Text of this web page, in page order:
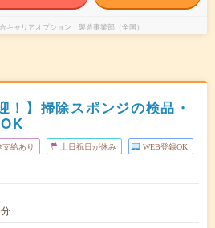
キャリアオプション 製造事業部（全国）
！】掃除スポンジの検品・
給あり 土日祝日が休み WEB登録OK